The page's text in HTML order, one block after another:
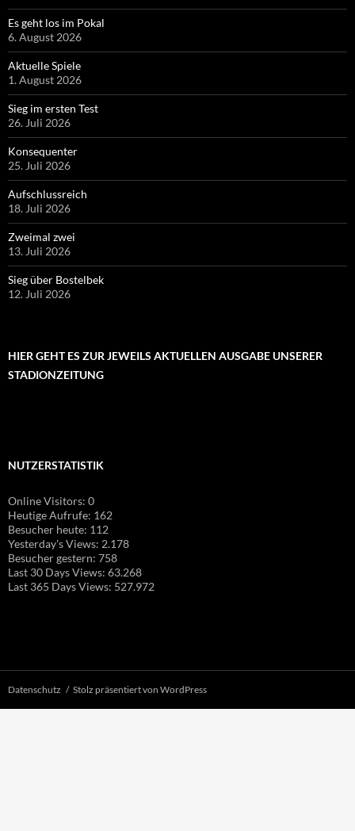
Es geht los im Pokal
6. August 2026
Aktuelle Spiele
1. August 2026
Sieg im ersten Test
26. Juli 2026
Konsequenter
25. Juli 2026
Aufschlussreich
18. Juli 2026
Zweimal zwei
13. Juli 2026
Sieg über Bostelbek
12. Juli 2026
HIER GEHT ES ZUR JEWEILS AKTUELLEN AUSGABE UNSERER
STADIONZEITUNG
NUTZERSTATISTIK
Online Visitors: 0
Heutige Aufrufe: 162
Besucher heute: 112
Yesterday's Views: 2.178
Besucher gestern: 758
Last 30 Days Views: 63.268
Last 365 Days Views: 527.972
Datenschutz Stolz präsentiert von WordPress